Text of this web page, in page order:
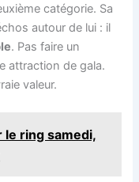
catégorie. Sa
autour de lui : il
. Pas faire un
attraction de gala.
valeur.
le ring samedi,